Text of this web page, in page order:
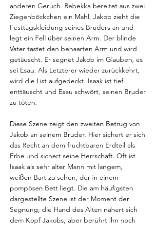
anderen Geruch. Rebekka bereitet aus zwei
Ziegenböckchen ein Mahl, Jakob zieht die
Festtagskleidung seines Bruders an und
legt ein Fell über seinen Arm. Der blinde
Vater tastet den behaarten Arm und wird
getäuscht. Er segnet Jakob im Glauben, es
sei Esau. Als Letzterer wieder zurückkehrt,
wird die List aufgedeckt. Isaak ist tief
enttäuscht und Esau schwört, seinen Bruder
zu töten.
Diese Szene zeigt den zweiten Betrug von
Jakob an seinem Bruder. Hier sichert er sich
das Recht an dem fruchtbaren Erdteil als
Erbe und sichert seine Herrschaft. Oft ist
Isaak als sehr alter Mann mit langem,
weißen Bart zu sehen, der in einem
pompösen Bett liegt. Die am häufigsten
dargestellte Szene ist der Moment der
Segnung; die Hand des Alten nähert sich
dem Kopf Jakobs, aber berührt ihn noch